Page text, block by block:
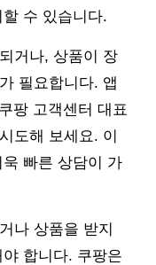
수 있습니다.
거나, 상품이 장
필요합니다. 앱
팡 고객센터 대표
도해 보세요. 이
빠른 상담이 가
나 상품을 받지
합니다. 쿠팡은